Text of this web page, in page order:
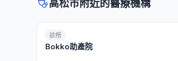
高松市附近的醫療機構
診所
Bokko助產院